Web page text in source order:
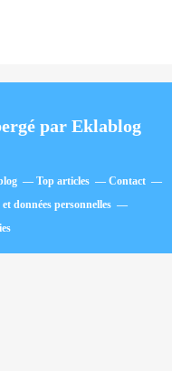
par Eklablog
Top articles
Contact
données personnelles